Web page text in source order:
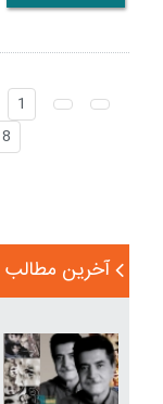
1
8
آخرین مطالب